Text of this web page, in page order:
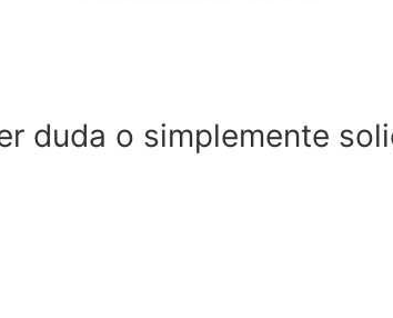
duda o simplemente